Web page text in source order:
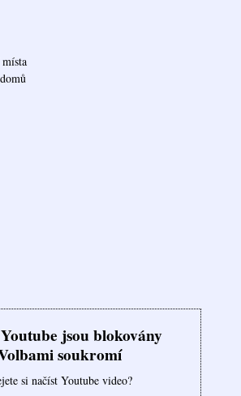
domů
jsou blokovány
soukromí
si načíst Youtube video?